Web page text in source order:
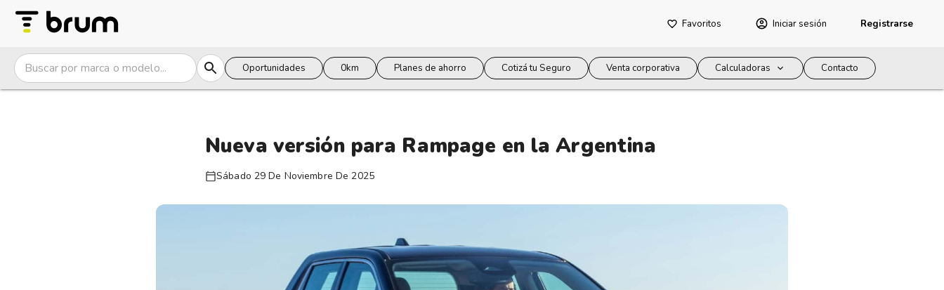
Favoritos Iniciar sesión Registrarse
Oportunidades 0km Planes de ahorro Cotizá tu Seguro Venta corporativa Calculadoras Contacto
Nueva versión para Rampage en la Argentina
Sábado 29 De Noviembre De 2025